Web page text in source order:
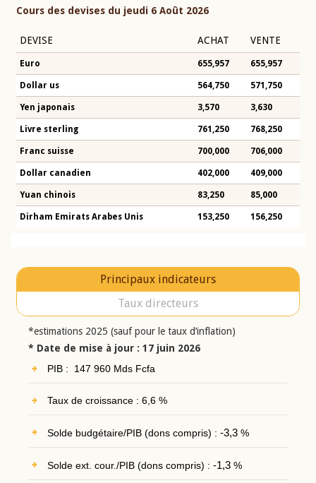
Cours des devises du jeudi 6 Août 2026
DEVISE ACHAT VENTE
Euro 655,957 655,957
Dollar us 564,750 571,750
Yen japonais 3,570 3,630
Livre sterling 761,250 768,250
Franc suisse 700,000 706,000
Dollar canadien 402,000 409,000
Yuan chinois 83,250 85,000
Dirham Emirats Arabes Unis 153,250 156,250
Principaux indicateurs
Taux directeurs
*estimations 2025 (sauf pour le taux d’inflation)
* Date de mise à jour : 17 juin 2026
PIB : 147 960 Mds Fcfa
Taux de croissance : 6,6 %
Solde budgétaire/PIB (dons compris) : -3,3%
Solde ext. cour./PIB (dons compris) : -1,3%